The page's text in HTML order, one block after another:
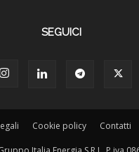
SEGUICI
Cookie policy Contatti